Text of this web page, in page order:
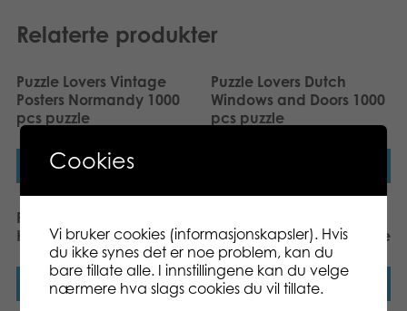
Relaterte produkter
Puzzle Lovers Vintage
Posters Normandy 1000
pcs puzzle
Les mer
Puzzle Lovers Dutch
Windows and Doors 1000
pcs puzzle
Puzzle Lovers View of
Helsinki 1000 pcs puzzle
Les mer
Terre Italy 1000 pcs puzzle
Les mer
Cookies
Vi bruker cookies (informasjonskapsler). Hvis
du ikke synes det er noe problem, kan du
bare tillate alle. I innstillingene kan du velge
nærmere hva slags cookies du vil tillate.